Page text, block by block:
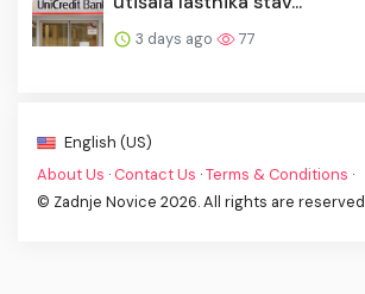
3 days ago 77
English (US)
About Us · Contact Us ·Terms & Conditions ·
© Zadnje Novice 2026. All rights are reserved